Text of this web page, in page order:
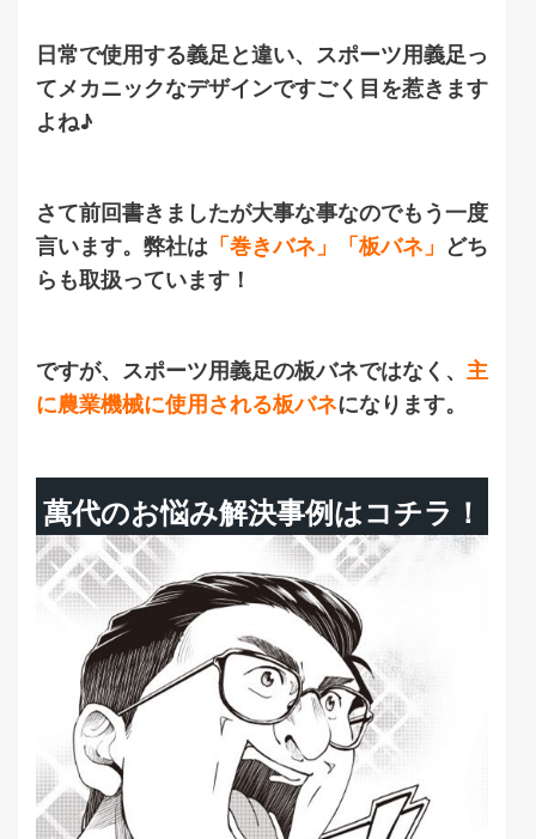
日常で使用する義足と違い、スポーツ用義足っ
てメカニックなデザインですごく目を惹きます
よね♪
さて前回書きましたが大事な事なのでもう一度
言います。弊社は 「巻きバネ」「板バネ」 どち
らも取扱っています！
ですが、スポーツ用義足の板バネではなく、 主
に農業機械に使用される板バネになります。
萬代のお悩み解決事例はコチラ！